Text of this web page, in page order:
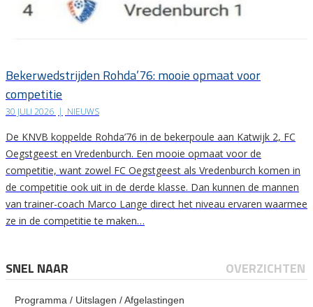
Bekerwedstrijden Rohda’76: mooie opmaat voor
competitie
30 JULI 2026 | NIEUWS
De KNVB koppelde Rohda’76 in de bekerpoule aan Katwijk 2, FC
Oegstgeest en Vredenburch. Een mooie opmaat voor de
competitie, want zowel FC Oegstgeest als Vredenburch komen in
de competitie ook uit in de derde klasse. Dan kunnen de mannen
van trainer-coach Marco Lange direct het niveau ervaren waarmee
ze in de competitie te maken…
SNEL NAAR OVERZICHTEN
Programma / Uitslagen / Afgelastingen